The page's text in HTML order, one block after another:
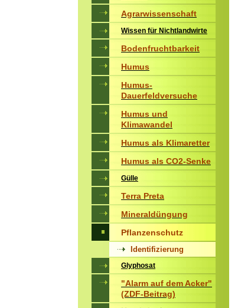
Agrarwissenschaft
Wissen für Nichtlandwirte
Bodenfruchtbarkeit
Humus
Humus-
Dauerfeldversuche
Humus und
Klimawandel
Humus als Klimaretter
Humus als CO2-Senke
Gülle
Terra Preta
Mineraldüngung
Pflanzenschutz
Identifizierung
Glyphosat
"Alarm auf dem Acker"
(ZDF-Beitrag)